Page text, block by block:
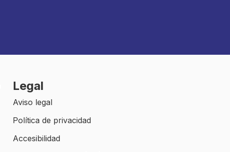
Legal
Aviso legal
Política de privacidad
Accesibilidad